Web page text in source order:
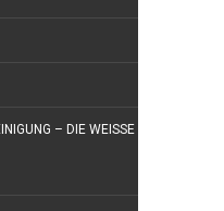
– DIE WEISSE